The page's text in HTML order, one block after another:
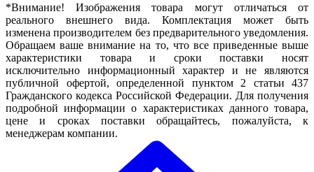
*Внимание! Изображения товара могут отличаться от
реального внешнего вида. Комплектация может быть
изменена производителем без предварительного уведомления.
Обращаем ваше внимание на то, что все приведенные выше
характеристики товара и сроки поставки носят
исключительно информационный характер и не являются
публичной офертой, определенной пунктом 2 статьи 437
Гражданского кодекса Российской Федерации. Для получения
подробной информации о характеристиках данного товара,
цене и сроках поставки обращайтесь, пожалуйста, к
менеджерам компании.